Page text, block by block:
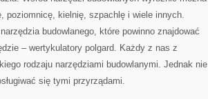
poziomnicę, kielnię, szpachlę i wiele innych.
budowlanego, które powinno znajdować
– wertykulatory polgard. Każdy z nas z
rodzaju narzędziami budowlanymi. Jednak nie
się tymi przyrządami.